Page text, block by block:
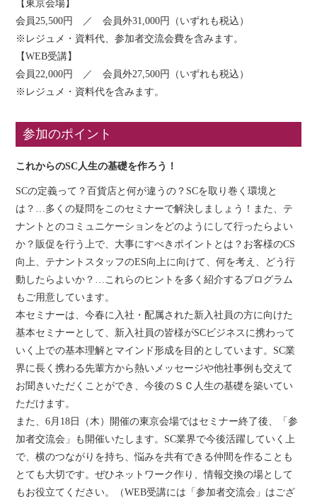
【東京会場】
会員25,500円 ／ 会員外31,000円（いずれも税込）
※レジュメ・資料代、参加者交流会費を含みます。
【WEB受講】
会員22,000円 ／ 会員外27,500円（いずれも税込）
※レジュメ・資料代を含みます。
参加のポイント
これからのSC人生の基礎を作ろう！
SCの定義って？百貨店と何が違うの？SCを取り巻く環境と
は？…多くの疑問をこのセミナーで解決しましょう！また、テ
ナントとのコミュニケーションをどのようにして行ったらよい
か？販促を行う上で、大事にすべきポイントとは？お客様のCS
向上、テナントスタッフのES向上に向けて、何を考え、どう行
動したらよいか？…これらのヒントを多く紹介するプログラム
もご用意しています。
本セミナーは、今春に入社・配属された新入社員の方に向けた
基本セミナーとして、新入社員の皆様がSCビジネスに携わって
いく上での基本理解とマインド形成を目的としています。SC業
界に長く携わる先輩方から熱いメッセージや他社事例も交えて
お聞きいただくことができ、今後のＳＣ人生の基礎を築いてい
ただけます。
また、6月18日（木）開催の東京会場ではセミナー終了後、「参
加者交流会」も開催いたします。SC業界で今後活躍していく上
で、横のつながりを持ち、悩みを共有できる仲間を作ることも
とても大切です。ぜひネットワーク作り、情報交換の場として
もお役立てください。（WEB受講には「参加者交流会」はござ